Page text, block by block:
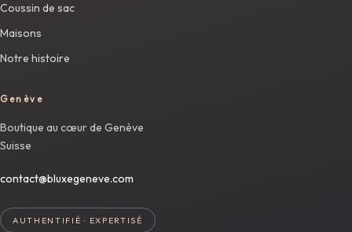
Coussin de sac
Maisons
Notre histoire
Genève
Boutique au cœur de Genève
Suisse
contact@bluxegeneve.com
AUTHENTIFIÉ · EXPERTISÉ